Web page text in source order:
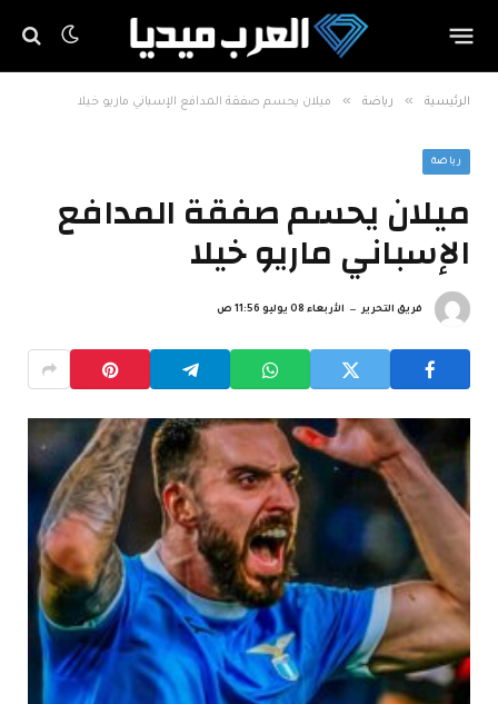
الرئيسية » رياضة » ميلان يحسم صفقة المدافع الإسباني ماريو خيلا
رياضة
ميلان يحسم صفقة المدافع
الإسباني ماريو خيلا
فريق التحرير الأربعاء 08 يوليو 11:56 ص